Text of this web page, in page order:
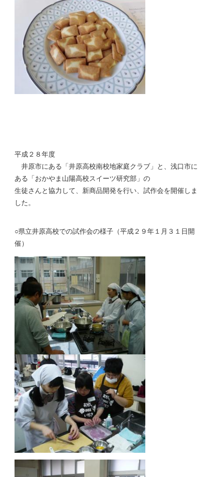
平成２８年度
井原市にある「井原高校南校地家庭クラブ」と、浅口市に
ある「おかやま山陽高校スイーツ研究部」の
生徒さんと協力して、新商品開発を行い、試作会を開催しま
した。
○県立井原高校での試作会の様子（平成２９年１月３１日開
催）